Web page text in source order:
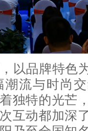
品牌特色
流与时尚
独特的光芒
互动都加深